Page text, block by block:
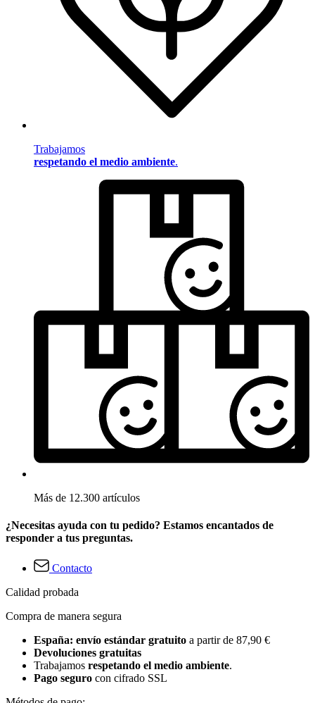
Trabajamos
respetando el medio ambiente.
Más de 12.300 artículos
¿Necesitas ayuda con tu pedido? Estamos encantados de
responder a tus preguntas.
Contacto
Calidad probada
Compra de manera segura
España: envío estándar gratuito a partir de 87,90 €
Devoluciones gratuitas
Trabajamos respetando el medio ambiente.
Pago seguro con cifrado SSL